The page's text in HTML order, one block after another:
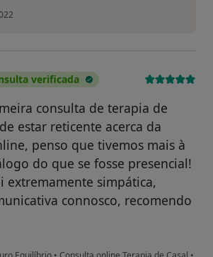
verificada
consulta de terapia de
estar reticente acerca da
penso que tivemos mais à
do que se fosse presencial!
extremamente simpática,
connosco, recomendo